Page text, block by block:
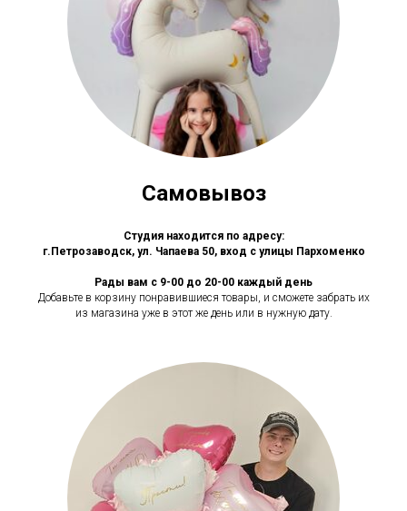
Самовывоз
Студия находится по адресу:
г.Петрозаводск, ул. Чапаева 50, вход с улицы Пархоменко
Рады вам с 9-00 до 20-00 каждый день
Добавьте в корзину понравившиеся товары, и сможете забрать их
из магазина уже в этот же день или в нужную дату.